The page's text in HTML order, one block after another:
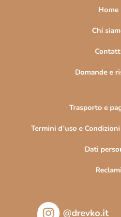
l
n
o
Home
Chi
Domande e
Trasporto e
Termini d’uso e
Dati
Reclami
@drevko.it